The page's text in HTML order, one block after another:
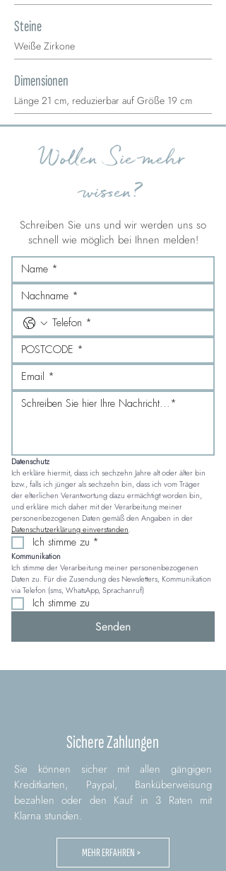
Steine
Weiße Zirkone
Dimensionen
Länge 21 cm, reduzierbar auf Größe 19 cm
Wollen Sie mehr
wissen?
Schreiben Sie uns und wir werden uns so
schnell wie möglich bei Ihnen melden!
Datenschutz
Ich erkläre hiermit, dass ich sechzehn Jahre alt oder älter bin
bzw., falls ich jünger als sechzehn bin, dass ich vom Träger
der elterlichen Verantwortung dazu ermächtigt worden bin,
und erkläre mich daher mit der Verarbeitung meiner
Datenschutzerklärung einverstanden.
Ich stimme zu *
Kommunikation
Ich stimme der Verarbeitung meiner personenbezogenen
Daten zu. Für die Zusendung des Newsletters, Kommunikation
via Telefon (sms, WhatsApp, Sprachanruf)
Ich stimme zu
Senden
Sichere Zahlungen
Sie können sicher mit allen gängigen
Kreditkarten, Paypal, Banküberweisung
bezahlen oder den Kauf in 3 Raten mit
Klarna stunden.
MEHR ERFAHREN >